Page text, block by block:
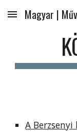
Skip to main
Magyar |
A